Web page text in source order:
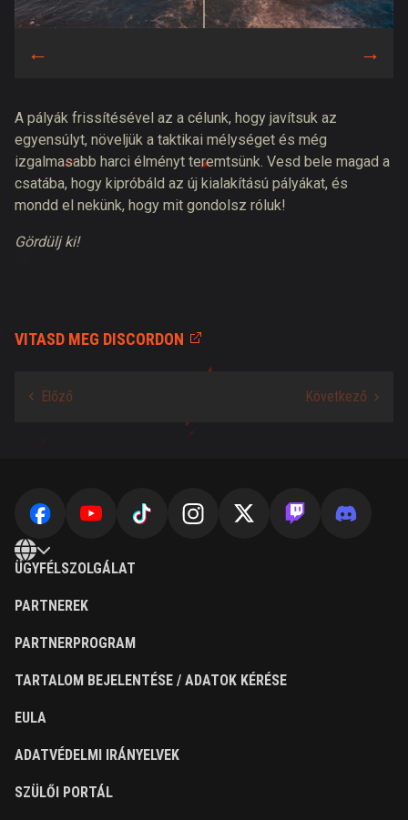
A pályák frissítésével az a célunk, hogy javítsuk az
egyensúlyt, növeljük a taktikai mélységet és még
izgalmasabb harci élményt teremtsünk. Vesd bele magad a
csatába, hogy kipróbáld az új kialakítású pályákat, és
mondd el nekünk, hogy mit gondolsz róluk!
Gördülj ki!
VITASD MEG DISCORDON
ÜGYFÉLSZOLGÁLAT
PARTNEREK
PARTNERPROGRAM
TARTALOM BEJELENTÉSE / ADATOK KÉRÉSE
EULA
ADATVÉDELMI IRÁNYELVEK
SZÜLŐI PORTÁL